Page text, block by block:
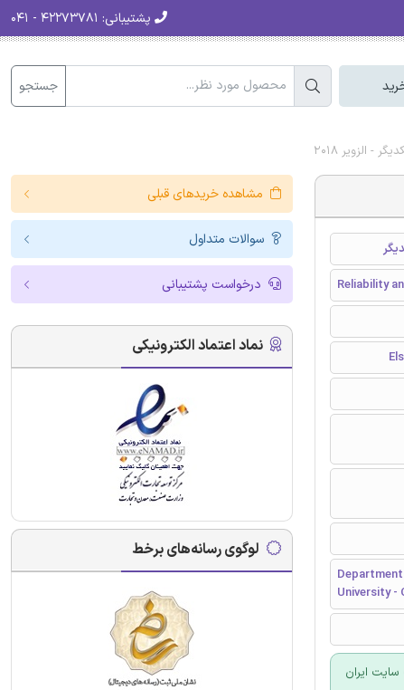
پشتیبانی:
جستجو
الزویر 2018
Reliability
University -
ایران
مشاهده خریدهای قبلی
سوالات متداول
درخواست پشتیبانی
نماد اعتماد الکترونیکی
لوگوی رسانه‌های برخط